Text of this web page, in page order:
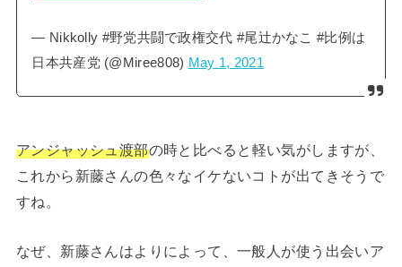
— Nikkolly #野党共闘で政権交代 #尾辻かなこ #比例は
日本共産党 (@Miree808) May 1, 2021
アンジャッシュ渡部の時と比べると軽い気がしますが、
これから新藤さんの色々なイケないコトが出てきそうで
すね。
なぜ、新藤さんはよりによって、一般人が使う出会いア